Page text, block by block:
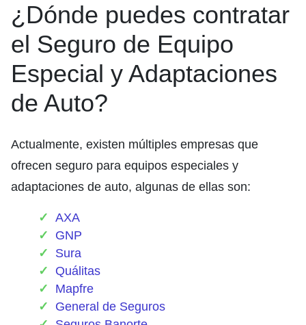
¿Dónde puedes contratar
el Seguro de Equipo
Especial y Adaptaciones
de Auto?
Actualmente, existen múltiples empresas que
ofrecen seguro para equipos especiales y
adaptaciones de auto, algunas de ellas son:
AXA
GNP
Sura
Quálitas
Mapfre
General de Seguros